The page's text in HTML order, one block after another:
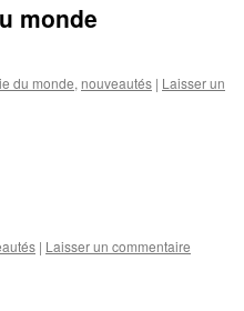
monde
du monde, nouveautés | Laisser un
| Laisser un commentaire